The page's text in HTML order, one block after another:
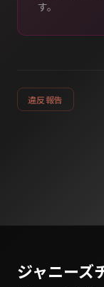
す。
違反報告
ジャニーズ